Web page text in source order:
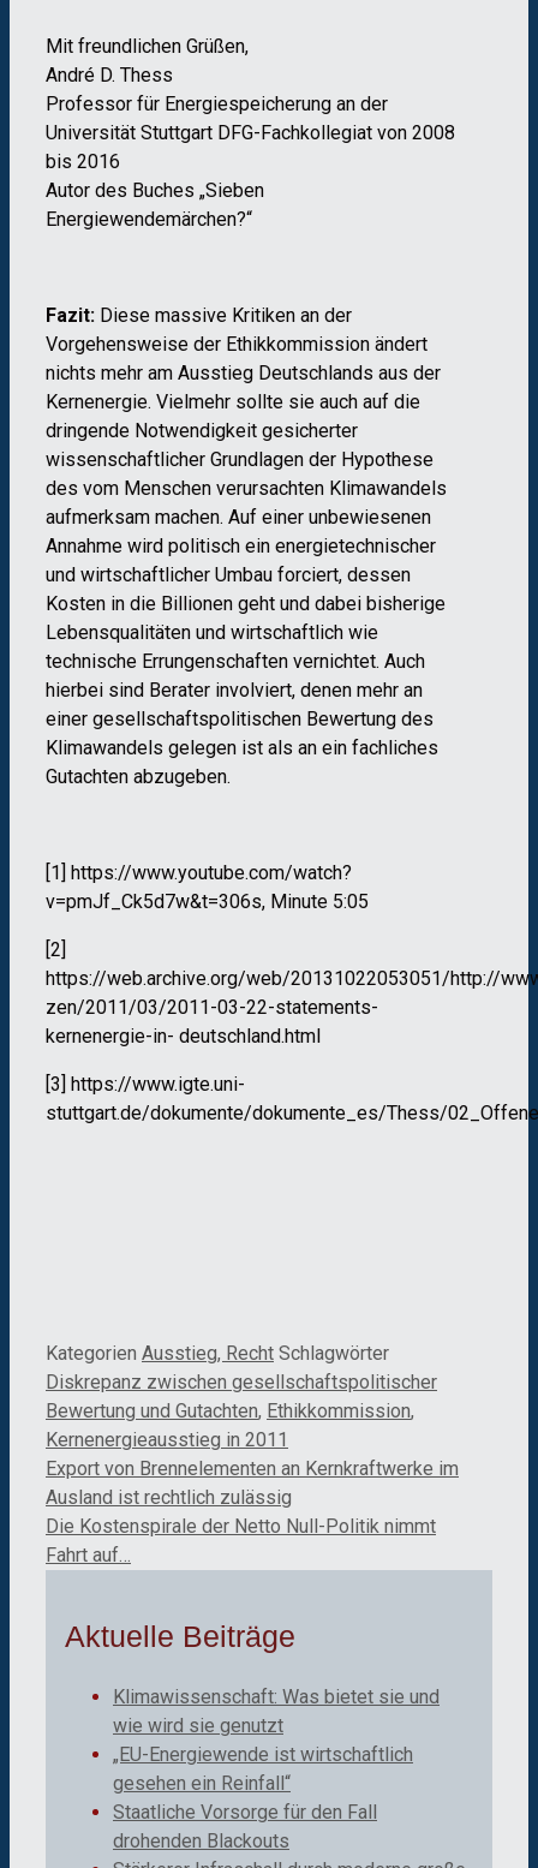
Mit freundlichen Grüßen,
André D. Thess
Professor für Energiespeicherung an der
Universität Stuttgart DFG-Fachkollegiat von 2008
bis 2016
Autor des Buches „Sieben
Energiewendemärchen?“
Fazit: Diese massive Kritiken an der
Vorgehensweise der Ethikkommission ändert
nichts mehr am Ausstieg Deutschlands aus der
Kernenergie. Vielmehr sollte sie auch auf die
dringende Notwendigkeit gesicherter
wissenschaftlicher Grundlagen der Hypothese
des vom Menschen verursachten Klimawandels
aufmerksam machen. Auf einer unbewiesenen
Annahme wird politisch ein energietechnischer
und wirtschaftlicher Umbau forciert, dessen
Kosten in die Billionen geht und dabei bisherige
Lebensqualitäten und wirtschaftlich wie
technische Errungenschaften vernichtet. Auch
hierbei sind Berater involviert, denen mehr an
einer gesellschaftspolitischen Bewertung des
Klimawandels gelegen ist als an ein fachliches
Gutachten abzugeben.
[1] https://www.youtube.com/watch?
v=pmJf_Ck5d7w&t=306s, Minute 5:05
[2]
https://web.archive.org/web/20131022053051/http://
zen/2011/03/2011-03-22-statements-
kernenergie-in- deutschland.html
[3] https://www.igte.uni-
stuttgart.de/dokumente/dokumente_es/Thess/
Kategorien Ausstieg, Recht Schlagwörter
Diskrepanz zwischen gesellschaftspolitischer
Bewertung und Gutachten, Ethikkommission,
Kernenergieausstieg in 2011
Export von Brennelementen an Kernkraftwerke im
Ausland ist rechtlich zulässig
Die Kostenspirale der Netto Null-Politik nimmt
Fahrt auf…
Aktuelle Beiträge
Klimawissenschaft: Was bietet sie und
wie wird sie genutzt
„EU-Energiewende ist wirtschaftlich
gesehen ein Reinfall“
Staatliche Vorsorge für den Fall
drohenden Blackouts